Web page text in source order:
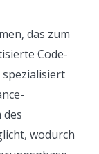
das zum
Code-
wodurch